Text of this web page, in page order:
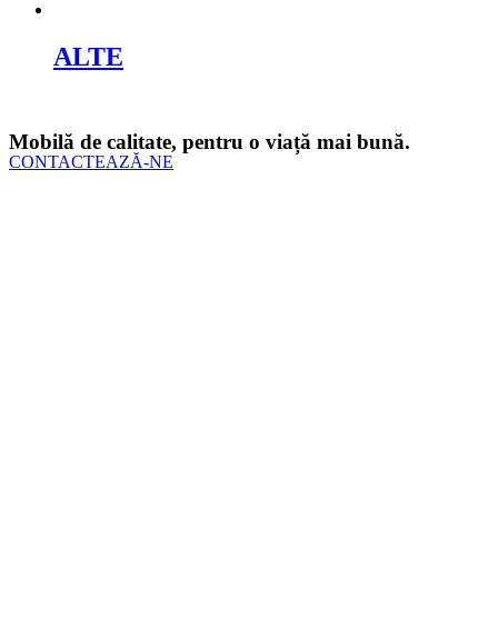
ALTE
Mobilă de calitate, pentru o viață mai bună.
CONTACTEAZĂ-NE